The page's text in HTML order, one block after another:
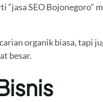
SEO Bojonegoro”
organik biasa, tapi
besar.